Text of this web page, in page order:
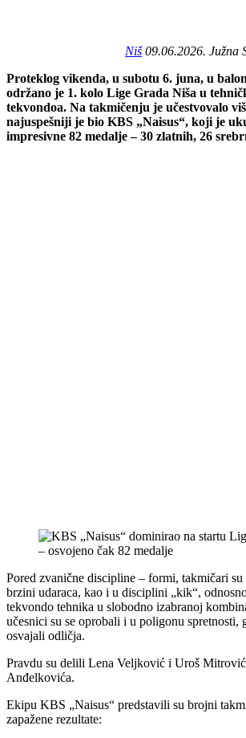
Niš09.06.2026. Južna
Proteklog vikenda, u subotu 6. juna, u
održano je 1. kolo Lige Grada Niša u
tekvondoa. Na takmičenju je učestvovalo
najuspešniji je bio KBS „Naisus“, koji je
impresivne 82 medalje – 30 zlatnih, 26
Pored zvanične discipline – formi, takmičari su
brzini udaraca, kao i u disciplini „kik“,
tekvondo tehnika u slobodno izabranoj
učesnici su se oprobali i u poligonu spretnosti,
osvajali odličja.
Pravdu su delili Lena Veljković i Uroš
Anđelkovića.
Ekipu KBS „Naisus“ predstavili su brojni
zapažene rezultate: